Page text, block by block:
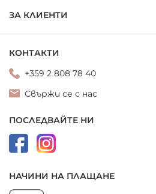
ЗА КЛИЕНТИ
КОНТАКТИ
+359 2 808 78 40
Свържи се с нас
ПОСЛЕДВАЙТЕ НИ
НАЧИНИ НА ПЛАЩАНЕ